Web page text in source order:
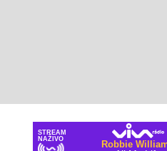
STREAM
NAŽIVO
Robbie